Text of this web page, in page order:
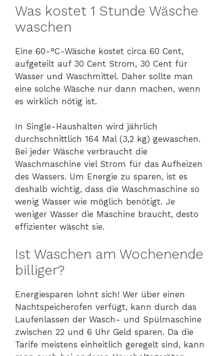
Was kostet 1 Stunde Wäsche
waschen
Eine 60-°C-Wäsche kostet circa 60 Cent,
aufgeteilt auf 30 Cent Strom, 30 Cent für
Wasser und Waschmittel. Daher sollte man
eine solche Wäsche nur dann machen, wenn
es wirklich nötig ist.
In Single-Haushalten wird jährlich
durchschnittlich 164 Mal (3,2 kg) gewaschen.
Bei jeder Wäsche verbraucht die
Waschmaschine viel Strom für das Aufheizen
des Wassers. Um Energie zu sparen, ist es
deshalb wichtig, dass die Waschmaschine so
wenig Wasser wie möglich benötigt. Je
weniger Wasser die Maschine braucht, desto
effizienter wäscht sie.
Ist Waschen am Wochenende
billiger?
Energiesparen lohnt sich! Wer über einen
Nachtspeicherofen verfügt, kann durch das
Laufenlassen der Wasch- und Spülmaschine
zwischen 22 und 6 Uhr Geld sparen. Da die
Tarife meistens einheitlich geregelt sind, kann